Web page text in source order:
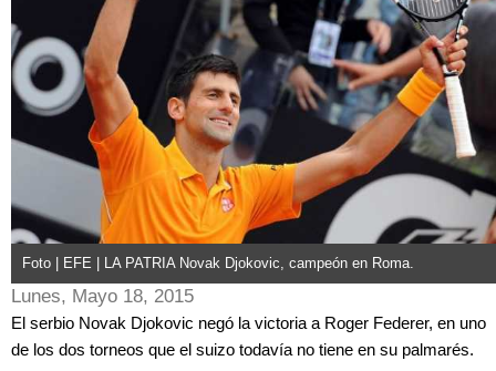
Foto | EFE | LA PATRIA Novak Djokovic, campeón en Roma.
Lunes, Mayo 18, 2015
El serbio Novak Djokovic negó la victoria a Roger Federer, en uno
de los dos torneos que el suizo todavía no tiene en su palmarés.